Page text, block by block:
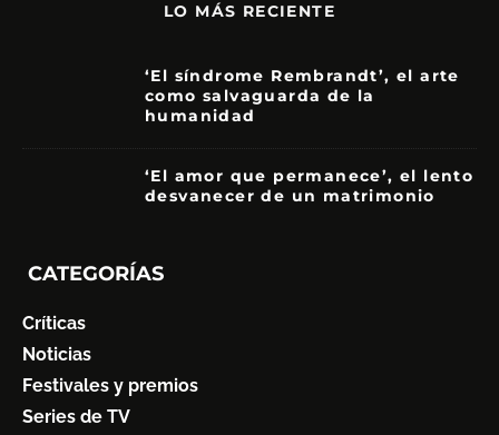
LO MÁS RECIENTE
‘El síndrome Rembrandt’, el arte
como salvaguarda de la
humanidad
‘El amor que permanece’, el lento
desvanecer de un matrimonio
CATEGORÍAS
Críticas
Noticias
Festivales y premios
Series de TV